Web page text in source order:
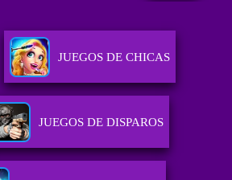
JUEGOS DE CHICAS
JUEGOS DE DISPAROS